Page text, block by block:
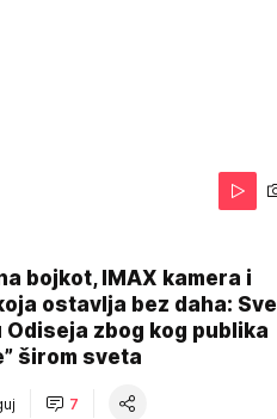
bojkot, IMAX kamera i
ostavlja bez daha: Sve
Odiseja zbog kog publika
širom sveta
7